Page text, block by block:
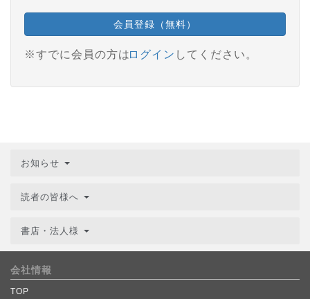
会員登録（無料）
※すでに会員の方はログイン してください。
お知らせ
読者の皆様へ
書店・法人様
会社情報
TOP